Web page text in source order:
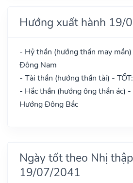
Hướng xuất hành 19/
- Hỷ thần (hướng thần may
Đông Nam
- Tài thần (hướng thần tài) -
- Hắc thần (hướng ông thần ác)
Hướng Đông Bắc
Ngày tốt theo Nhị
19/07/2041